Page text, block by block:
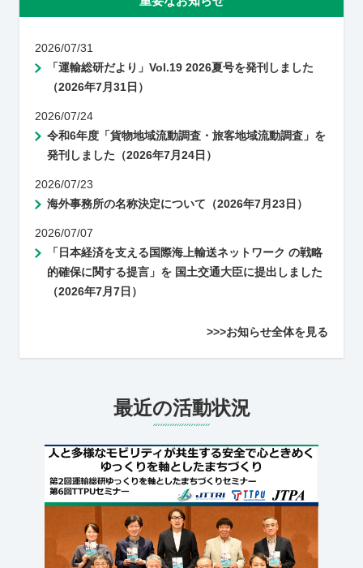
2026/07/31
「運輸総研だより」Vol.19 2026夏号を発刊しました
（2026年7月31日）
2026/07/24
令和6年度「貨物地域流動調査・旅客地域流動調査」を
発刊しました（2026年7月24日）
2026/07/23
海外事務所の名称決定について（2026年7月23日）
2026/07/07
「日本経済を支える国際海上輸送ネットワーク の戦略
的確保に関する提言」を 国土交通大臣に提出しました
（2026年7月7日）
>>>お知らせ全体を見る
最近の活動状況